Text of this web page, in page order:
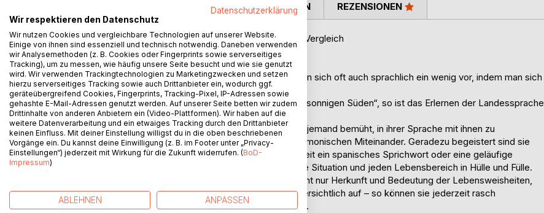
Sprichwörter & Redewendungen im spanisch-deutschen Vergleich
- Das i-Tüpfelchen für Spanien-Freunde
Wenn man in Spanien Urlaub machen möchte, bereitet man sich oft auch sprachlich ein wenig vor, indem man sich
wichtige Vokabeln und gängige Ausdrücke einprägt.
Lebt man aber für längere Zeit oder sogar permanent im „sonnigen Süden“, so ist das Erlernen der Landessprache
unumgänglich, um sich zurechtzufinden.
In beiden Fällen freuen sich die Einheimischen, wenn sich jemand bemüht, in ihrer Sprache mit ihnen zu
kommunizieren – das ist oft der erste Schritt zu einem harmonischen Miteinander. Geradezu begeistert sind sie
jedoch, wenn man als Ausländer bei passender Gelegenheit ein spanisches Sprichwort oder eine geläufige
Redewendung anbringt – und die gibt es auch hier für jede Situation und jeden Lebensbereich in Hülle und Fülle.
Das Buch erklärt in unterhaltsamer Form themenweise nicht nur Herkunft und Bedeutung der Lebensweisheiten,
sondern listet sie am Ende jedes Kapitels noch einmal übersichtlich auf – so können sie jederzeit rasch
nachgeschlagen oder sogar systematisch gelernt werden.
PRESSESTIMMEN REZENSIONEN
Datenschutzerklärung
Wir respektieren den Datenschutz
Wir nutzen Cookies und vergleichbare Technologien auf unserer Website.
Einige von ihnen sind essenziell und technisch notwendig. Daneben verwenden
wir Analysemethoden (z. B. Cookies oder Fingerprints sowie serverseitiges
Tracking), um zu messen, wie häufig unsere Seite besucht und wie sie genutzt
wird. Wir verwenden Trackingtechnologien zu Marketingzwecken und setzen
hierzu serverseitiges Tracking sowie auch Drittanbieter ein, wodurch ggf.
geräteübergreifend Cookies, Fingerprints, Tracking-Pixel, IP-Adressen sowie
gehashte E-Mail-Adressen genutzt werden. Auf unserer Seite betten wir zudem
Drittinhalte von anderen Anbietern ein (Video-Plattformen). Wir haben auf die
weitere Datenverarbeitung und ein etwaiges Tracking durch den Drittanbieter
keinen Einfluss. Mit deiner Einstellung willigst du in die oben beschriebenen
Vorgänge ein. Du kannst deine Einwilligung (z. B. im Footer unter „Privacy-
Einstellungen“) jederzeit mit Wirkung für die Zukunft widerrufen. (BoD-
Impressum)
ABLEHNEN ANPASSEN